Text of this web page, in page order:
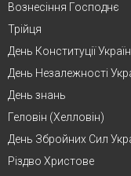
Вознесіння Господнє
Трійця
День Конституції
День Незалежності
День знань
Геловін (Хелловін)
День Збройних Сил
Різдво Христове